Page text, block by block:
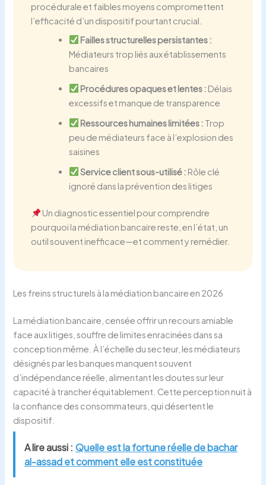
procédurale et faibles moyens compromettent
l’efficacité d’un dispositif pourtant crucial.
Failles structurelles persistantes :
Médiateurs trop liés aux établissements
bancaires
Procédures opaques et lentes : Délais
excessifs et manque de transparence
Ressources humaines limitées : Trop
peu de médiateurs face à l’explosion des
saisines
Service client sous-utilisé : Rôle clé
ignoré dans la prévention des litiges
Un diagnostic essentiel pour comprendre
pourquoi la médiation bancaire reste, en l’état, un
outil souvent inefficace—et comment y remédier.
Les freins structurels à la médiation bancaire en 2026
La médiation bancaire, censée offrir un recours amiable
face aux litiges, souffre de limites enracinées dans sa
conception même. À l’échelle du secteur, les médiateurs
désignés par les banques manquent souvent
d’indépendance réelle, alimentant les doutes sur leur
capacité à trancher équitablement. Cette perception nuit à
la confiance des consommateurs, qui désertent le
dispositif.
A lire aussi : Quelle est la fortune réelle de bachar
al-assad et comment elle est constituée